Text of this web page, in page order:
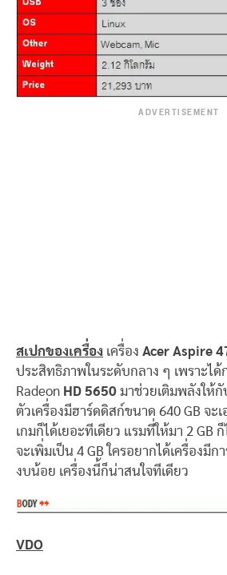
ADVERTISEMENT
สเปกของเครื่อง เครื่อง Acer Aspire
ประสิทธิภาพในระดับกลาง ๆ เพราะได้
Radeon HD 5650 มาช่วยเติมพลังให้กั
ตัวเครื่องมีฮาร์ดดิสก์ขนาด 640 GB จะ
เกมก็ได้เยอะทีเดียว แรมที่ให้มา 2 GB
จะเพิ่มเป็น 4 GB ใครอยากได้เครื่องมีก
งบน้อย เครื่องนี้ก็น่าสนใจทีเดียว
VDO